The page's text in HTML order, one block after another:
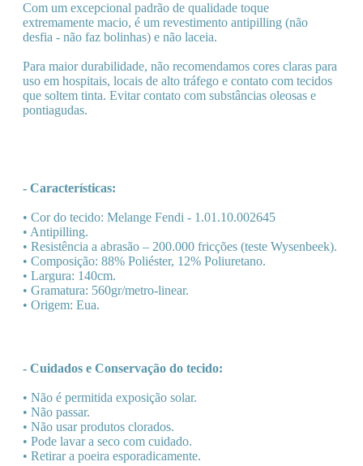
Com um excepcional padrão de qualidade toque
extremamente macio, é um revestimento antipilling (não
desfia - não faz bolinhas) e não laceia.
Para maior durabilidade, não recomendamos cores claras para
uso em hospitais, locais de alto tráfego e contato com tecidos
que soltem tinta. Evitar contato com substâncias oleosas e
pontiagudas.
- Características:
• Cor do tecido: Melange Fendi - 1.01.10.002645
• Antipilling.
• Resistência a abrasão – 200.000 fricções (teste Wysenbeek).
• Composição: 88% Poliéster, 12% Poliuretano.
• Largura: 140cm.
• Gramatura: 560gr/metro-linear.
• Origem: Eua.
- Cuidados e Conservação do tecido:
• Não é permitida exposição solar.
• Não passar.
• Não usar produtos clorados.
• Pode lavar a seco com cuidado.
• Retirar a poeira esporadicamente.